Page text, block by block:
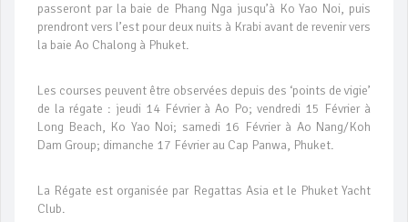
passeront par la baie de Phang Nga jusqu’à Ko Yao Noi, puis
prendront vers l’est pour deux nuits à Krabi avant de revenir vers
la baie Ao Chalong à Phuket.
Les courses peuvent être observées depuis des ‘points de vigie’
de la régate : jeudi 14 Février à Ao Po; vendredi 15 Février à
Long Beach, Ko Yao Noi; samedi 16 Février à Ao Nang/Koh
Dam Group; dimanche 17 Février au Cap Panwa, Phuket.
La Régate est organisée par Regattas Asia et le Phuket Yacht
Club.